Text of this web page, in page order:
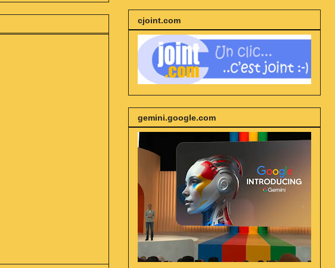
cjoint.com
gemini.google.com